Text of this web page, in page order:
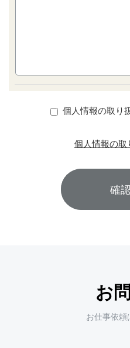
個人情報の取り
個人情報の取
お
お仕事依頼